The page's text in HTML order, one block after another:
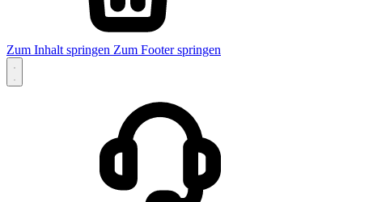
Zum Inhalt springen Zum Footer springen